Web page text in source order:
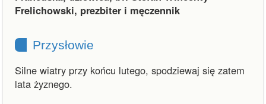
Frelichowski, prezbiter i męczennik
Przysłowie
Silne wiatry przy końcu lutego, spodziewaj się zatem
lata żyznego.